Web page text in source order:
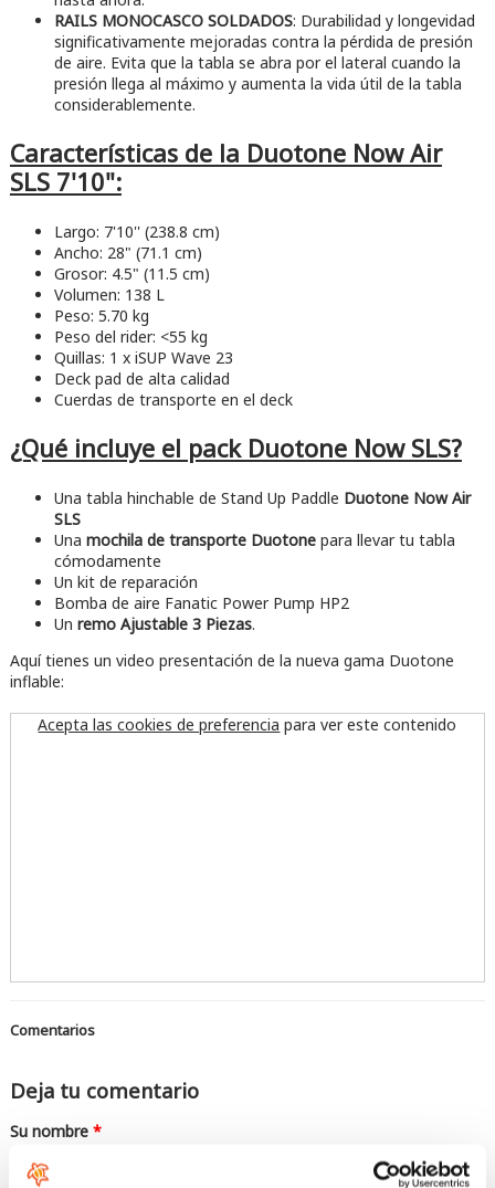
RAILS MONOCASCO SOLDADOS: Durabilidad y longevidad
significativamente mejoradas contra la pérdida de presión
de aire. Evita que la tabla se abra por el lateral cuando la
presión llega al máximo y aumenta la vida útil de la tabla
considerablemente.
Características de la Duotone Now Air
SLS 7'10":
Largo: 7'10'' (238.8 cm)
Ancho: 28" (71.1 cm)
Grosor: 4.5" (11.5 cm)
Volumen: 138 L
Peso: 5.70 kg
Peso del rider: <55 kg
Quillas: 1 x iSUP Wave 23
Deck pad de alta calidad
Cuerdas de transporte en el deck
¿Qué incluye el pack Duotone Now SLS?
Una tabla hinchable de Stand Up Paddle Duotone Now Air
SLS
Una mochila de transporte Duotone para llevar tu tabla
cómodamente
Un kit de reparación
Bomba de aire Fanatic Power Pump HP2
Un remo Ajustable 3 Piezas.
Aquí tienes un video presentación de la nueva gama Duotone
inflable:
Acepta las cookies de preferencia para ver este contenido
Comentarios
Deja tu comentario
Su nombre *